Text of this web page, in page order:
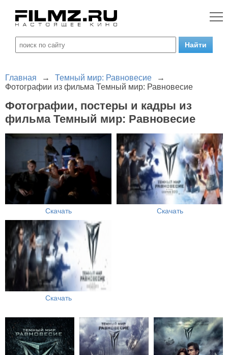
Главная → Темный мир: Равновесие
→
Фотографии из фильма Темный мир: Равновесие
Фотографии, постеры и кадры из
фильма Темный мир: Равновесие
Скачать Скачать
Скачать